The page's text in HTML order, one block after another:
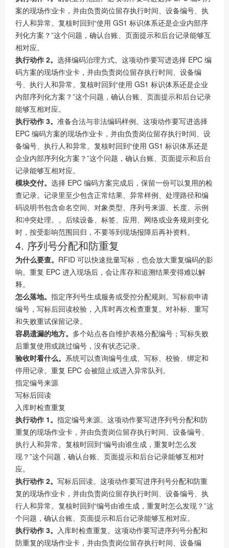
案的现场作业卡，并由负责岗位留存执行时间、设备编号、执
行人和异常。复核时回到“使用 GS1 标识体系还是企业内部序
列化方案？”这个问题，确认台账、页面提示和后台记录能够互
相对应。
执行动作 2。 选择编码治理方式。这项动作要写进选择 EPC 编
码方案的现场作业卡，并由负责岗位留存执行时间、设备编
号、执行人和异常。复核时回到“使用 GS1 标识体系还是企业
内部序列化方案？”这个问题，确认台账、页面提示和后台记录
能够互相对应。
执行动作 3。 准备合法与非法编码样例。这项动作要写进选择
EPC 编码方案的现场作业卡，并由负责岗位留存执行时间、设
备编号、执行人和异常。复核时回到“使用 GS1 标识体系还是
企业内部序列化方案？”这个问题，确认台账、页面提示和后台
记录能够互相对应。
模块交付。 选择 EPC 编码方案完成后，保留一份可以复用的检
查记录。记录里至少包含正常结果、异常样例、处理路径和编
码说明书包含命名空间、对象类型、序列号来源、长度、示例
和冲突处理。。后续设备、标签、应用、网络或业务规则变化
时，按受影响范围回归，不要等到现场报障后再补资料。
4. 序列号分配和防重复
为什么要查。 RFID 可以快速批量写标，也会放大重复编码的影
响。重复 EPC 进入现场后，会让库存和追溯结果变得难以解
释。
怎么落地。 指定序列号生成服务或受控分配规则。写标前申请
编号，写标后回读校验，入库时再次检查重复。对补标、重写
和失败重试保留记录。
容易遗漏的地方。 多个站点各自维护表格分配编号；写标失败
后重复使用或跳过编号，没有状态记录。
验收时看什么。 系统可以查询编号生成、写标、校验、绑定和
停用记录。重复 EPC 会被阻止或进入异常队列。
指定编号来源
写标后回读
入库时检查重复
执行动作 1。 指定编号来源。这项动作要写进序列号分配和防
重复的现场作业卡，并由负责岗位留存执行时间、设备编号、
执行人和异常。复核时回到“编号由谁生成，重复时怎么发
现？”这个问题，确认台账、页面提示和后台记录能够互相对
应。
执行动作 2。 写标后回读。这项动作要写进序列号分配和防重
复的现场作业卡，并由负责岗位留存执行时间、设备编号、执
行人和异常。复核时回到“编号由谁生成，重复时怎么发现？”这
个问题，确认台账、页面提示和后台记录能够互相对应。
执行动作 3。 入库时检查重复。这项动作要写进序列号分配和
防重复的现场作业卡，并由负责岗位留存执行时间、设备编